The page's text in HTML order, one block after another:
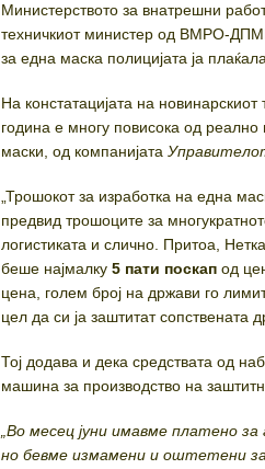
Министерството за внатрешни
техничкиот министер од ВМРО-
за една маска полицијата ја
На констатацијата на
година е многу повисока од
маски, од компанијата
„Трошокот за изработка на една
предвид трошоците за
логистиката и слично. Притоа,
беше најмалку5 пати поскап од
цена, голем број на држави го
цел да си ја заштитат сопствената
Тој додава и дека средствата од
машина за производство на
„Во месец јуни имавме платено
но бевме измамени и оштетени за